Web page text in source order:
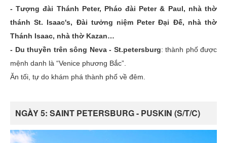
- Tượng đài Thánh Peter, Pháo đài Peter & Paul, nhà thờ
thánh St. Isaac's, Đài tưởng niệm Peter Đại Đế, nhà thờ
Thánh Isaac, nhà thờ Kazan…
- Du thuyền trên sông Neva - St.petersburg: thành phố được
mệnh danh là “Venice phương Bắc”.
Ăn tối, tự do khám phá thành phố về đêm.
NGÀY 5: SAINT PETERSBURG - PUSKIN (S/T/C)